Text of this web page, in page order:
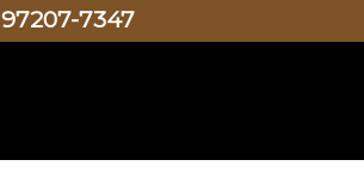
97207-7347